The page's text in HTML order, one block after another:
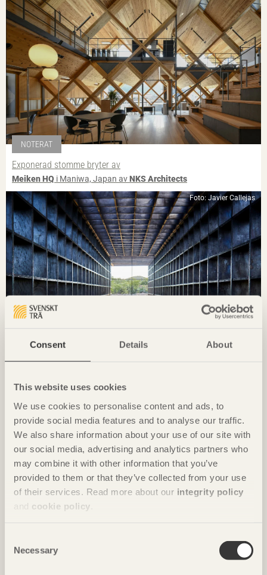
Consent Details About
This website uses cookies
We use cookies to personalise content and ads, to
provide social media features and to analyse our traffic.
We also share information about your use of our site with
our social media, advertising and analytics partners who
may combine it with other information that you’ve
provided to them or that they’ve collected from your use
of their services. Read more about our integrity policy
and cookie policy
Selection
Necessary
NOTERAT
Exponerad stomme bryter av
Meiken HQ i Maniwa, Japan avNKS Architects
Foto: Javier Callejas
Casa Wabii Oaxaca, Mexiko av
Foto: Takumi Ota